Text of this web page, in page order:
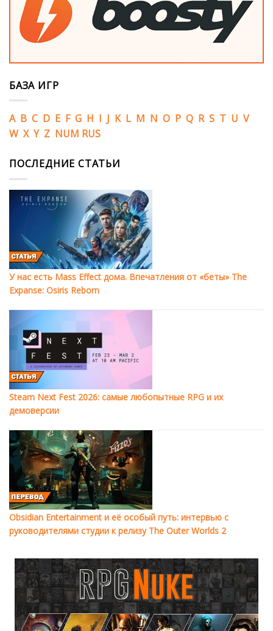
БАЗА ИГР
A B C D E F G H I J K L M N O P Q R S T U V
W X Y Z NUM RUS
ПОСЛЕДНИЕ СТАТЬИ
У нас есть Mass Effect дома. Впечатления от «беты» The
Expanse: Osiris Reborn
Steam Next Fest 2026: самые любопытные RPG и их
демоверсии
Obsidian Entertainment и её особый путь: интервью с
руководителями студии к релизу The Outer Worlds 2